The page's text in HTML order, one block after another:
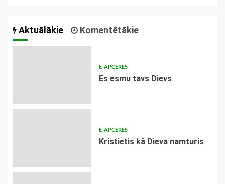
Aktuālākie Komentētākie
E-APCERES
Es esmu tavs Dievs
E-APCERES
Kristietis kā Dieva namturis